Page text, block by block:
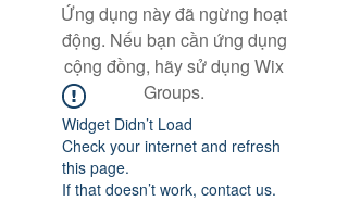
Ứng dụng này đã ngừng hoạt
động. Nếu bạn cần ứng dụng
cộng đồng, hãy sử dụng Wix
Groups.
Widget Didn’t Load
Check your internet and refresh
this page.
If that doesn’t work, contact us.